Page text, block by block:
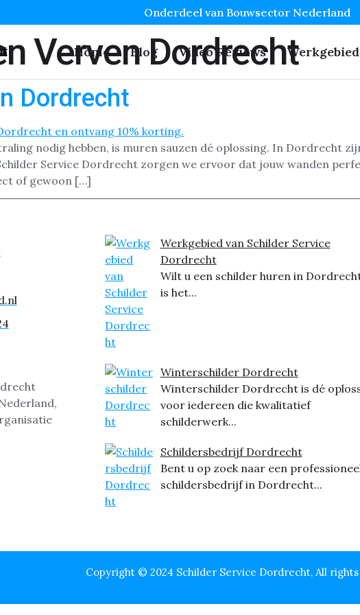
Onderdeel van Bouwsector Nederland
Home Blog Video Reviews Werkgebied
Verven Dordrecht
Dordrecht
nodig hebben, is muren sauzen dé oplossing. In Dordrecht
Service Dordrecht zorgen we ervoor dat jouw wanden
of gewoon […]
Werkgebied van Schilder Service
Dordrecht
Wilt u een schilder huren in
is het...
Winterschilder Dordrecht
Winterschilder Dordrecht is dé
voor iedereen die kwalitatief
schilderwerk...
Schildersbedrijf Dordrecht
Bent u op zoek naar een
schildersbedrijf in Dordrecht...
Copyright © 2024 Schilder Service Dordrecht, All